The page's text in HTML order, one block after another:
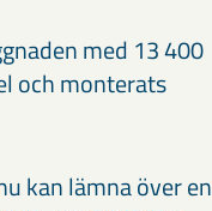
med 13 400
och monterats
kan lämna över en